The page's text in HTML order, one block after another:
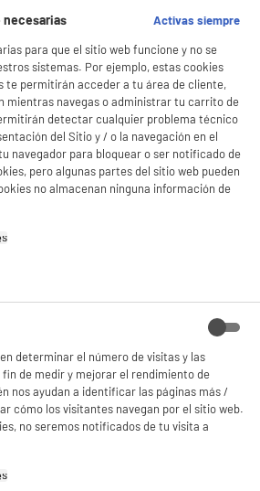
Con Bolsa VALBERG B9 2,1L 720W
Lavable Radio Acción 12m
acústico : 66
4.5L filtro Allergy+ YY5392FE RO7457EA
BIENVENIDO a ELECTRO
y tras tu consentimiento, ELECTRO DEPOT
que procesan tus datos personales para:
a tus preferencias
en las redes sociales
aún mejor. Si no acepta, se utilizarán cookies
en tu navegación. Puedes oponerte a su uso
Gestionar cookies
✔ ACEPTAR TODAS
Activas siempre
para que el sitio web funcione y no se
sistemas. Por ejemplo, estas cookies
te permitirán acceder a tu área de cliente,
mientras navegas o administrar tu carrito de
detectar cualquier problema técnico
del Sitio y / o la navegación en el
navegador para bloquear o ser notificado de
pero algunas partes del sitio web pueden
no almacenan ninguna información de
determinar el número de visitas y las
de medir y mejorar el rendimiento de
nos ayudan a identificar las páginas más /
cómo los visitantes navegan por el sitio web.
no seremos notificados de tu visita a